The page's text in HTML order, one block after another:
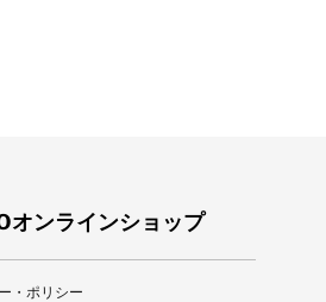
オンラインショップ
・ポリシー